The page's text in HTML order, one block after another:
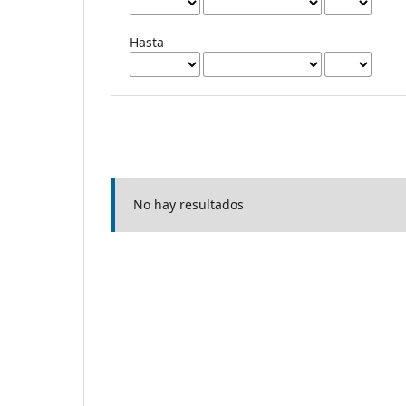
Hasta
No hay resultados